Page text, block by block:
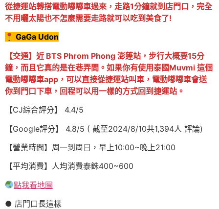
從捷運站轉搭電動嘟嘟車過來，走路1分鐘就到店門口，完全
不用曬太陽也不怎麼需要走路就可以吃到美食了!
GaGa Udon
【交通】近 BTS Phrom Phong 澎蓬站，步行大概要15分
鐘，而且它真的是在巷弄間。如果你有使用泰國Muvmi 這個
電動嘟嘟車app，可以直接從捷運站叫車，電動嘟嘟車會送
你到門口下車，回程可以用一樣的方式回到捷運站。
【CJ綜合評分】 4.4/5
【Google評分】 4.8/5 ( 截至2024/8/10共1,394人 評論)
【營業時間】周一到周日，早上10:00~晚上21:00
【平均消費】人均消費泰銖400~600
點我看地圖
● 店門口長這樣